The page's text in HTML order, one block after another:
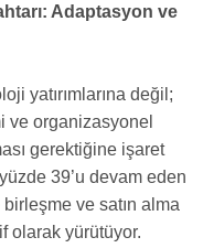
Adaptasyon ve
yatırımlarına değil;
ve organizasyonel
gerektiğine işaret
39’u devam eden
ve satın alma
olarak yürütüyor.